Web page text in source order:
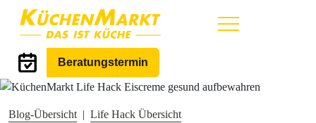
Hauptmenü
Beratungstermin
Blog-Übersicht | Life Hack Übersicht